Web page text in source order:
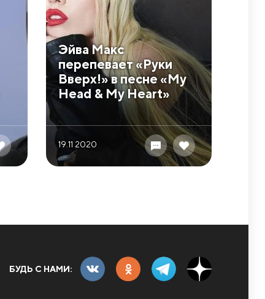
Эйва Макс
перепевает «Руки
Вверх!» в песне «My
Head & My Heart»
19.11 2020
БУДЬ С НАМИ: